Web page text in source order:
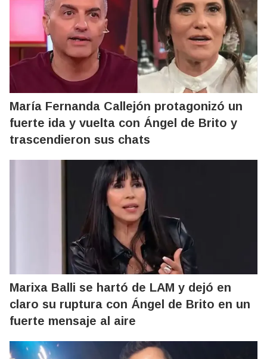
María Fernanda Callejón protagonizó un
fuerte ida y vuelta con Ángel de Brito y
trascendieron sus chats
Marixa Balli se hartó de LAM y dejó en
claro su ruptura con Ángel de Brito en un
fuerte mensaje al aire